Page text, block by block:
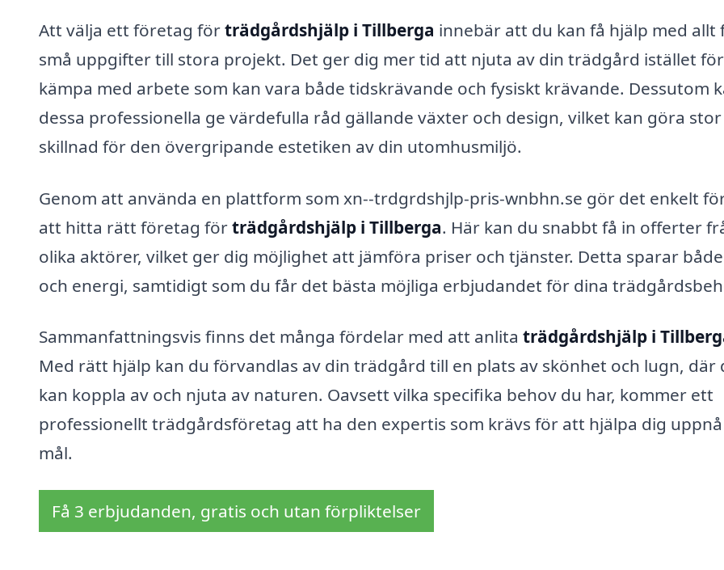
Att välja ett företag förträdgårdshjälp i Tillberga innebär att du kan få hjälp med allt
små uppgifter till stora projekt. Det ger dig mer tid att njuta av din trädgård istället
kämpa med arbete som kan vara både tidskrävande och fysiskt krävande. Dessutom
dessa professionella ge värdefulla råd gällande växter och design, vilket kan göra stor
skillnad för den övergripande estetiken av din utomhusmiljö.
Genom att använda en plattform som xn--trdgrdshjlp-pris-wnbhn.se gör det enkelt
att hitta rätt företag förträdgårdshjälp i Tillberga. Här kan du snabbt få in offerter
olika aktörer, vilket ger dig möjlighet att jämföra priser och tjänster. Detta sparar
och energi, samtidigt som du får det bästa möjliga erbjudandet för dina
Sammanfattningsvis finns det många fördelar med att anlita trädgårdshjälp i
Med rätt hjälp kan du förvandlas av din trädgård till en plats av skönhet och lugn, där
kan koppla av och njuta av naturen. Oavsett vilka specifika behov du har, kommer ett
professionellt trädgårdsföretag att ha den expertis som krävs för att hjälpa dig
mål.
Få 3 erbjudanden, gratis och utan förpliktelser